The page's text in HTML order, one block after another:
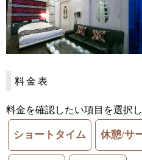
料金表
料金を確認したい項目を選択し
ショートタイム 休憩/サ